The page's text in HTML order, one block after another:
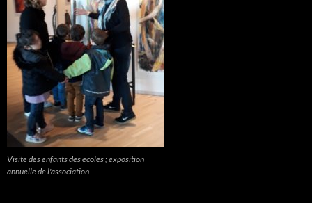
Visite des enfants des ecoles ; exposition
annuelle de l'association